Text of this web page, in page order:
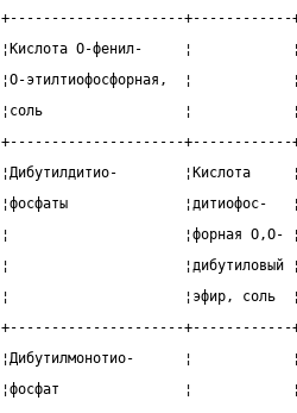
+---------------------+------------
¦Кислота О-фенил-     ¦
¦О-этилтиофосфорная,  ¦
¦соль                 ¦
+---------------------+------------
¦Дибутилдитио-
¦фосфаты
¦                     ¦форная
¦
¦                     ¦эфир,
+---------------------+------------
¦Дибутилмонотио-      ¦
¦фосфат               ¦